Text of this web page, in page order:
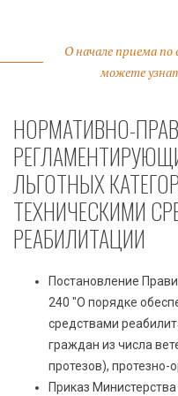
О начале приема
можете
НОРМАТИВНО-
ЛЬГОТНЫХ
ТЕХНИЧЕСКИМИ
РЕАБИЛИТАЦИИ
Постановление
240 "О порядке
средствами
граждан из числа
протезов),
Приказ